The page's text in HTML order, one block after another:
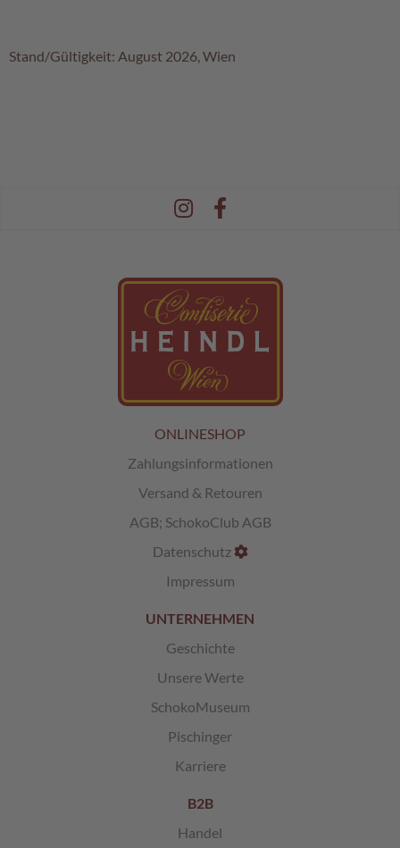
Stand/Gültigkeit: August 2026, Wien
ONLINESHOP
Zahlungsinformationen
Versand & Retouren
AGB; SchokoClub AGB
Datenschutz
Impressum
UNTERNEHMEN
Geschichte
Unsere Werte
SchokoMuseum
Pischinger
Karriere
B2B
Handel